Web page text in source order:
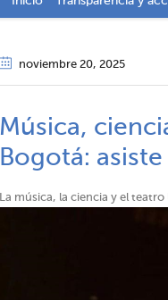
noviembre 20, 2025
Música,
Bogotá:
La música, la ciencia y el